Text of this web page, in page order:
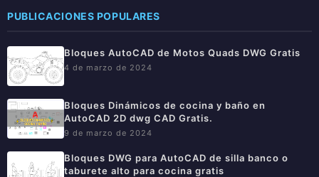
PUBLICACIONES POPULARES
Bloques AutoCAD de Motos Quads DWG Gratis
4 de marzo de 2024
Bloques Dinámicos de cocina y baño en
AutoCAD 2D dwg CAD Gratis.
9 de marzo de 2024
Bloques DWG para AutoCAD de silla banco o
taburete alto para cocina gratis